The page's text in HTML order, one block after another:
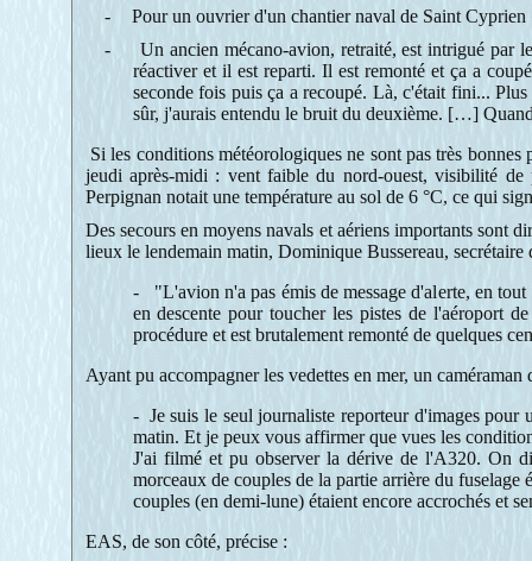
-
Pour un ouvrier d'un chantier naval de Saint
-
Un ancien mécano-avion, retraité, est intrigué par
réactiver et il est reparti. Il est remonté et ça a
seconde fois puis ça a recoupé. Là, c'était fini...
sûr, j'aurais entendu le bruit du deuxième. […]
Si les conditions météorologiques ne sont pas très
jeudi après-midi : vent faible du nord-ouest, visibilité
Perpignan notait une température au sol de 6 °C, ce qui
Des secours en moyens navals et aériens importants sont
lieux le lendemain matin, Dominique Bussereau, secrétaire
- "L'avion n'a pas émis de message d'alerte, en
en descente pour toucher les pistes de l'aéroport
procédure et est brutalement remonté de quelques
Ayant pu accompagner les vedettes en mer, un caméraman
- Je suis le seul journaliste reporteur d'images pour
matin. Et je peux vous affirmer que vues les
J'ai filmé et pu observer la dérive de l'A320. On
morceaux de couples de la partie arrière du
couples (en demi-lune) étaient encore accrochés et
EAS, de son côté, précise :